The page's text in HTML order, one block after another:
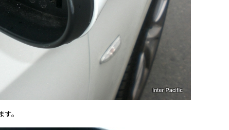
。